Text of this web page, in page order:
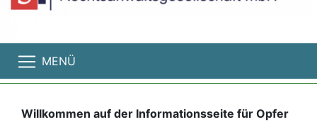
MENÜ
Willkommen auf der Informationsseite für Opfer